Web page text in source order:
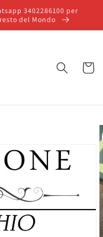
3402286100 per
del Mondo
Carrello